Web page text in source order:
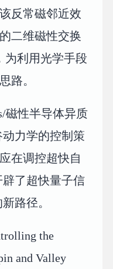
反常磁邻近效
二维磁性交换
为利用光学手段
路。
性半导体异质
力学的控制策
在调控超快自
了超快量子信
路径。
the
and Valley